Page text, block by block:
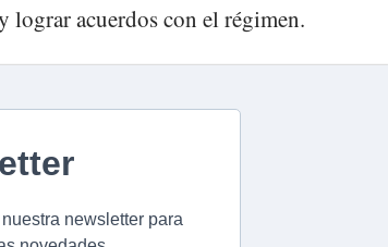
lograr acuerdos con el régimen.